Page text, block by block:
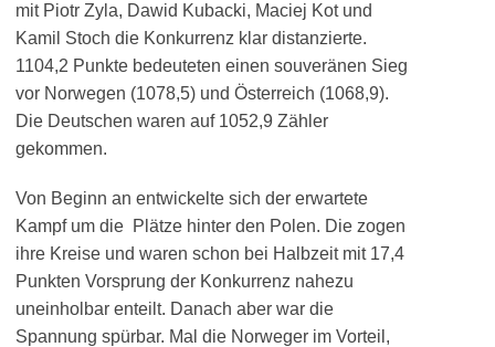
mit Piotr Zyla, Dawid Kubacki, Maciej Kot und
Kamil Stoch die Konkurrenz klar distanzierte.
1104,2 Punkte bedeuteten einen souveränen Sieg
vor Norwegen (1078,5) und Österreich (1068,9).
Die Deutschen waren auf 1052,9 Zähler
gekommen.
Von Beginn an entwickelte sich der erwartete
Kampf um die Plätze hinter den Polen. Die zogen
ihre Kreise und waren schon bei Halbzeit mit 17,4
Punkten Vorsprung der Konkurrenz nahezu
uneinholbar enteilt. Danach aber war die
Spannung spürbar. Mal die Norweger im Vorteil,